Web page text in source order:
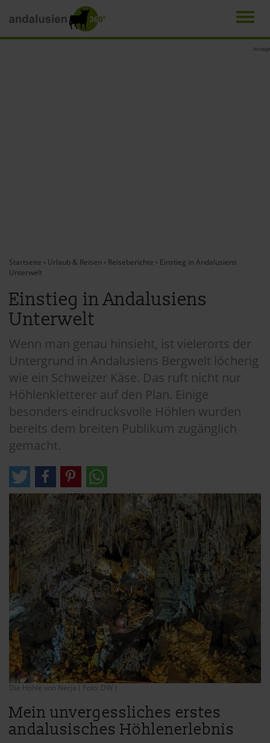
Anzeige
Startseite › Urlaub & Reisen › Reiseberichte › Einstieg in Andalusiens
Unterwelt
Einstieg in Andalusiens
Unterwelt
Wenn man genau hinsieht, ist vielerorts der
Untergrund in Andalusiens Bergwelt löcherig
wie ein Schweizer Käse. Das ruft nicht nur
Höhlenkletterer auf den Plan. Einige
besonders eindrucksvolle Höhlen wurden
bereits dem breiten Publikum zugänglich
gemacht.
Die Höhle von Nerja ( Foto: DW )
Mein unvergessliches erstes
andalusisches Höhlenerlebnis